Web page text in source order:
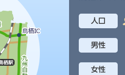
人口
男性
女性